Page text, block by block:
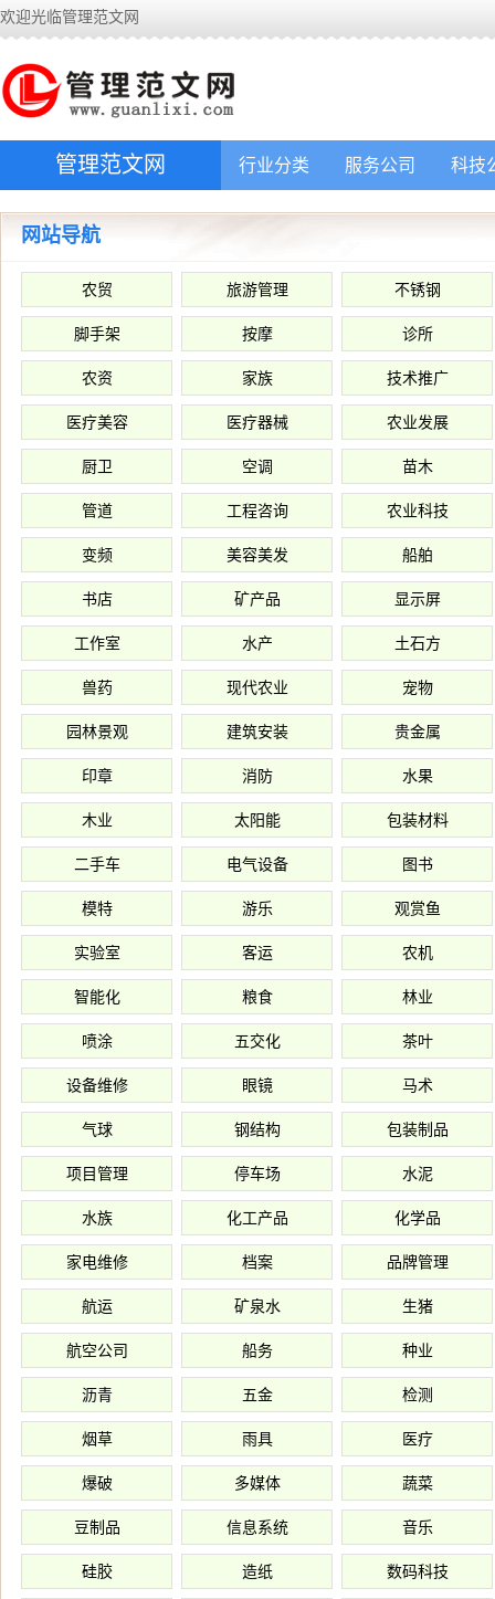
欢迎光临管理范文网
管理范文网 行业分类 服务公司 科技
网站导航
农贸 旅游管理 不锈钢
脚手架 按摩 诊所
农资 家族 技术推广
医疗美容 医疗器械 农业发展
厨卫 空调 苗木
管道 工程咨询 农业科技
变频 美容美发 船舶
书店 矿产品 显示屏
工作室 水产 土石方
兽药 现代农业 宠物
园林景观 建筑安装 贵金属
印章 消防 水果
木业 太阳能 包装材料
二手车 电气设备 图书
模特 游乐 观赏鱼
实验室 客运 农机
智能化 粮食 林业
喷涂 五交化 茶叶
设备维修 眼镜 马术
气球 钢结构 包装制品
项目管理 停车场 水泥
水族 化工产品 化学品
家电维修 档案 品牌管理
航运 矿泉水 生猪
航空公司 船务 种业
沥青 五金 检测
烟草 雨具 医疗
爆破 多媒体 蔬菜
豆制品 信息系统 音乐
硅胶 造纸 数码科技